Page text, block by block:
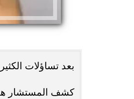
بعد تساؤلات
كشف المستشار
محافظ أسيوط : حملات مكثفة لرفع
الإشغالات بحي شرق لإعادة الانضباط
وتحقيق...